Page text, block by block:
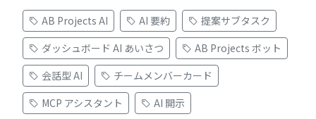
AB Projects AI AI 要約
提案サブタスク
ダッシュボード AI あいさつ
AB Projects ボット
会話型 AI
チームメンバーカード
MCP アシスタント
AI 開示